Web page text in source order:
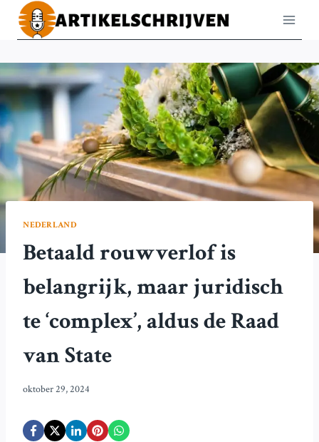
Doorgaan
naar
NEDERLAND
Betaald rouwverlof is
belangrijk, maar juridisch
te ‘complex’, aldus de Raad
van State
oktober 29, 2024